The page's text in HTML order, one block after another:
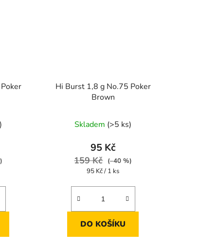
Hi Burst 1,8 g No.75 Poker
Brown
Skladem (>5 ks)
95 Kč
159 Kč (–40 %)
Měrná
95 Kč / 1 ks
DO KOŠÍKU